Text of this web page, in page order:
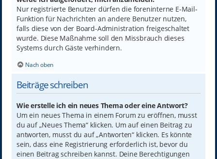
Nur registrierte Benutzer dürfen die foreninterne E-Mail-
Funktion für Nachrichten an andere Benutzer nutzen,
falls diese von der Board-Administration freigeschaltet
wurde. Diese Maßnahme soll den Missbrauch dieses
Systems durch Gäste verhindern.
Nach oben
Beiträge schreiben
Wie erstelle ich ein neues Thema oder eine Antwort?
Um ein neues Thema in einem Forum zu eröffnen, musst
du auf „Neues Thema“ klicken. Um auf einen Beitrag zu
antworten, musst du auf „Antworten“ klicken. Es könnte
sein, dass eine Registrierung erforderlich ist, bevor du
einen Beitrag schreiben kannst. Deine Berechtigungen